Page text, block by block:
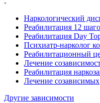
Наркологический
Реабилитация 12
Реабилитация Day
Психиатр-нарколог
Реабилитационный
Лечение
Реабилитация
Лечение созависимых
Другие зависимости